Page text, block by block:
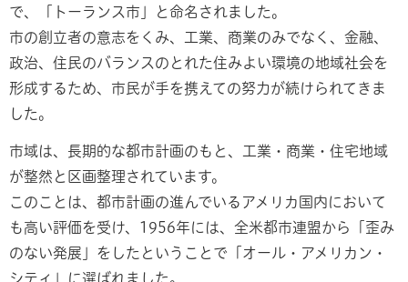
で、「トーランス市」と命名されました。
市の創立者の意志をくみ、工業、商業のみでなく、金融、
政治、住民のバランスのとれた住みよい環境の地域社会を
形成するため、市民が手を携えての努力が続けられてきま
した。
市域は、長期的な都市計画のもと、工業・商業・住宅地域
が整然と区画整理されています。
このことは、都市計画の進んでいるアメリカ国内において
も高い評価を受け、1956年には、全米都市連盟から「歪み
のない発展」をしたということで「オール・アメリカン・
シティ」に選ばれました。